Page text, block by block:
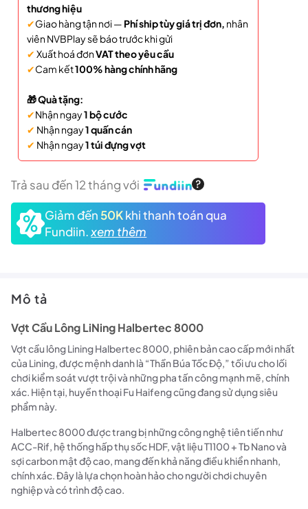
thương hiệu
✔Giao hàng tận nơi — Phí ship tùy giá trị đơn, nhân
viên NVBPlay sẽ báo trước khi gửi
✔ Xuất hoá đơnVAT theo yêu cầu
✔Cam kết100% hàng chính hãng
🎁 Quà tặng:
✔Nhận ngay1 bộ cước
✔ Nhận ngay1 quấn cán
✔ Nhận ngay1 túi đựng vợt
Trả sau đến 12 tháng với
Giảm đến 50Kkhi thanh toán qua
Fundiin.xem thêm
Mô tả
Vợt Cầu Lông LiNing Halbertec 8000
Vợt cầu lông Lining Halbertec 8000, phiên bản cao cấp mới nhất
của Lining, được mệnh danh là “Thần Búa Tốc Độ,” tối ưu cho lối
chơi kiểm soát vượt trội và những pha tấn công mạnh mẽ, chính
xác. Hiện tại, huyền thoại Fu Haifeng cũng đang sử dụng siêu
phẩm này.
Halbertec 8000 được trang bị những công nghệ tiên tiến như
ACC-Rif, hệ thống hấp thụ sốc HDF, vật liệu T1100 + Tb Nano và
sợi carbon mật độ cao, mang đến khả năng điều khiển nhanh,
chính xác. Đây là lựa chọn hoàn hảo cho người chơi chuyên
nghiệp và có trình độ cao.